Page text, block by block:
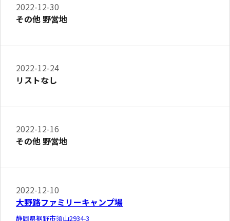
2022-12-30
その他 野営地
2022-12-24
リストなし
2022-12-16
その他 野営地
2022-12-10
大野路ファミリーキャンプ場
静岡県裾野市須山2934-3